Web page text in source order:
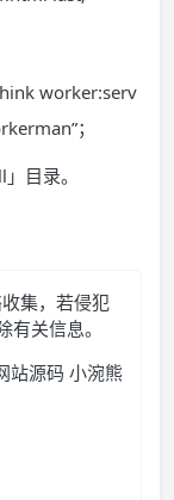
worker:serv
；
目录。
集，若侵犯
关信息。
站源码 小涴熊